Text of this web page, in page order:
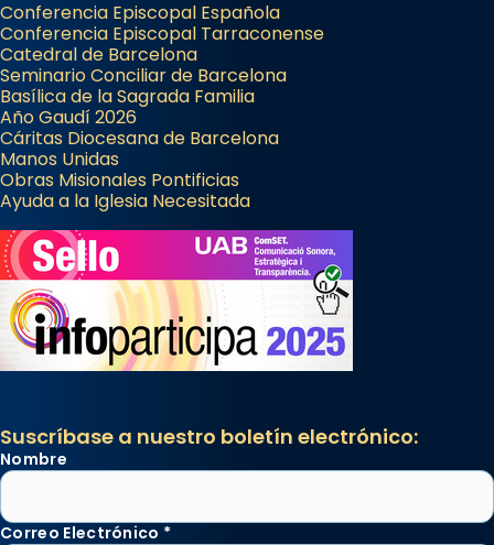
Conferencia Episcopal Española
Conferencia Episcopal Tarraconense
Catedral de Barcelona
Seminario Conciliar de Barcelona
Basílica de la Sagrada Familia
Año Gaudí 2026
Cáritas Diocesana de Barcelona
Manos Unidas
Obras Misionales Pontificias
Ayuda a la Iglesia Necesitada
Suscríbase a nuestro boletín electrónico:
Nombre
Correo Electrónico *